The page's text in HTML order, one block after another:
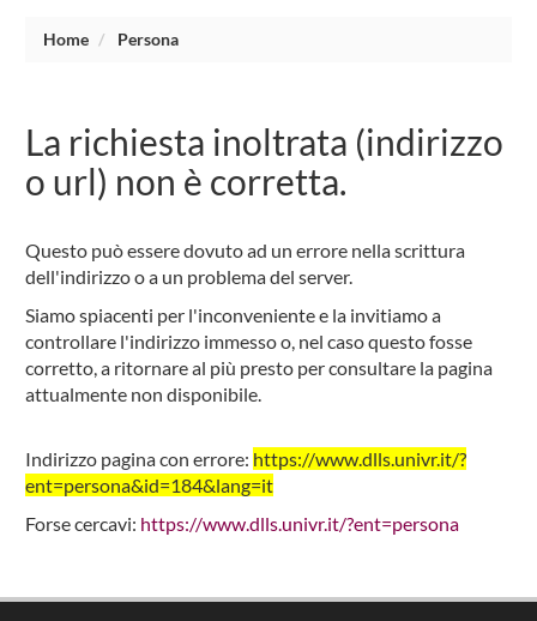
Home Persona
La richiesta inoltrata (indirizzo
o url) non è corretta.
Questo può essere dovuto ad un errore nella scrittura
dell'indirizzo o a un problema del server.
Siamo spiacenti per l'inconveniente e la invitiamo a
controllare l'indirizzo immesso o, nel caso questo fosse
corretto, a ritornare al più presto per consultare la pagina
attualmente non disponibile.
Indirizzo pagina con errore: https://www.dlls.univr.it/?
ent=persona&id=184&lang=it
Forse cercavi: https://www.dlls.univr.it/?ent=persona